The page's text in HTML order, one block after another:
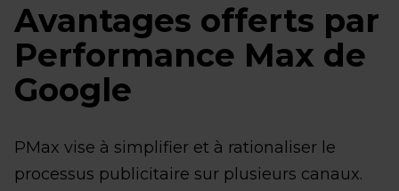
Avantages offerts par
Performance Max de
Google
PMax vise à simplifier et à rationaliser le
processus publicitaire sur plusieurs canaux.